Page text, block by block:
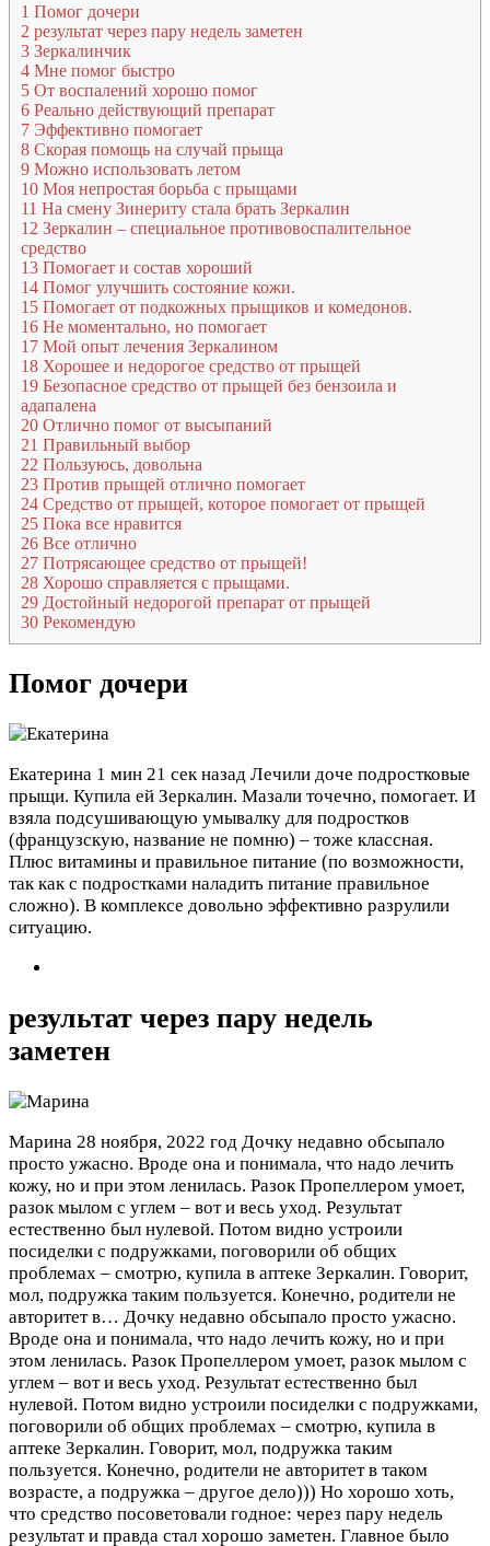
1 Помог дочери
2 результат через пару недель заметен
3 Зеркалинчик
4 Мне помог быстро
5 От воспалений хорошо помог
6 Реально действующий препарат
7 Эффективно помогает
8 Скорая помощь на случай прыща
9 Можно использовать летом
10 Моя непростая борьба с прыщами
11 На смену Зинериту стала брать Зеркалин
12 Зеркалин – специальное противовоспалительное
средство
13 Помогает и состав хороший
14 Помог улучшить состояние кожи.
15 Помогает от подкожных прыщиков и комедонов.
16 Не моментально, но помогает
17 Мой опыт лечения Зеркалином
18 Хорошее и недорогое средство от прыщей
19 Безопасное средство от прыщей без бензоила и
адапалена
20 Отлично помог от высыпаний
21 Правильный выбор
22 Пользуюсь, довольна
23 Против прыщей отлично помогает
24 Средство от прыщей, которое помогает от прыщей
25 Пока все нравится
26 Все отлично
27 Потрясающее средство от прыщей!
28 Хорошо справляется с прыщами.
29 Достойный недорогой препарат от прыщей
30 Рекомендую
Помог дочери
Екатерина 1 мин 21 сек назад Лечили доче подростковые
прыщи. Купила ей Зеркалин. Мазали точечно, помогает. И
взяла подсушивающую умывалку для подростков
(французскую, название не помню) – тоже классная.
Плюс витамины и правильное питание (по возможности,
так как с подростками наладить питание правильное
сложно). В комплексе довольно эффективно разрулили
ситуацию.
результат через пару недель
заметен
Марина 28 ноября, 2022 год Дочку недавно обсыпало
просто ужасно. Вроде она и понимала, что надо лечить
кожу, но и при этом ленилась. Разок Пропеллером умоет,
разок мылом с углем – вот и весь уход. Результат
естественно был нулевой. Потом видно устроили
посиделки с подружками, поговорили об общих
проблемах – смотрю, купила в аптеке Зеркалин. Говорит,
мол, подружка таким пользуется. Конечно, родители не
авторитет в… Дочку недавно обсыпало просто ужасно.
Вроде она и понимала, что надо лечить кожу, но и при
этом ленилась. Разок Пропеллером умоет, разок мылом с
углем – вот и весь уход. Результат естественно был
нулевой. Потом видно устроили посиделки с подружками,
поговорили об общих проблемах – смотрю, купила в
аптеке Зеркалин. Говорит, мол, подружка таким
пользуется. Конечно, родители не авторитет в таком
возрасте, а подружка – другое дело))) Но хорошо хоть,
что средство посоветовали годное: через пару недель
результат и правда стал хорошо заметен. Главное было